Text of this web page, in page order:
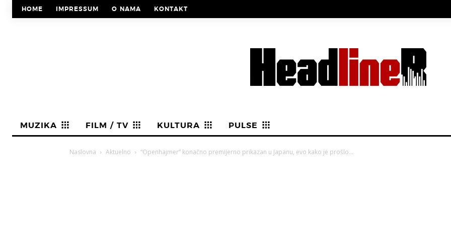
HOME IMPRESSUM O NAMA KONTAKT
MUZIKA FILM / TV KULTURA PULSE
Naslovna Aktuelno “Openhajmer” konačno premijerno prikazan u Japanu, evo kako je prošlo…